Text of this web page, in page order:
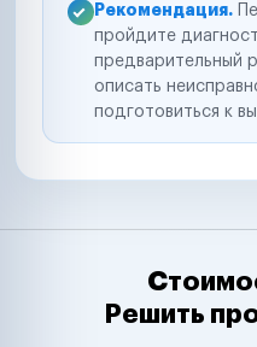
Рекомендация.
пройдите
предварительный
описать
подготовиться к
Решить